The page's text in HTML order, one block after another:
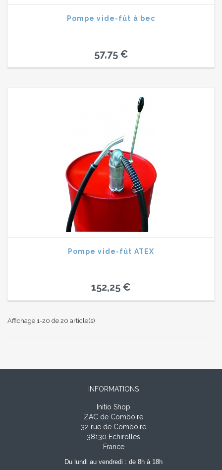
Pompe vide-fût à bec
57,75 €
Pompe vide-fût ATEX
152,25 €
Affichage 1-20 de 20 article(s)
INFORMATIONS
Initio Shop
ZAC de Comboire
32 rue de Comboire
38130 Echirolles
France
Du lundi au vendredi : de 8h à 18h